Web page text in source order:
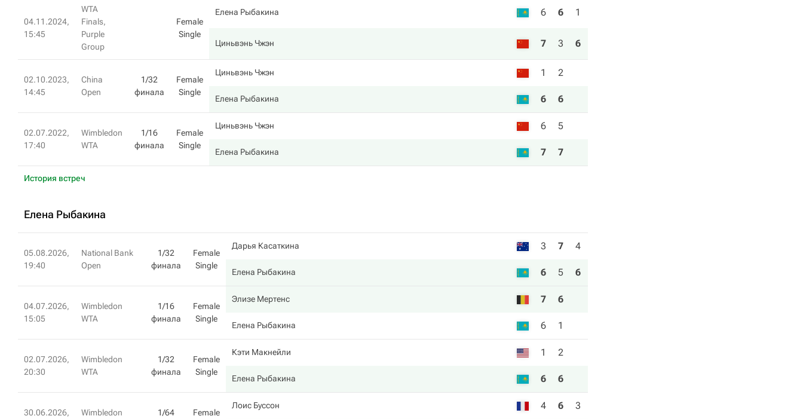
04.11.2024,
15:45
WTA
Finals,
Purple
Group
Female
Single
Елена Рыбакина 6 6 1
Циньвэнь Чжэн 7 3 6
02.10.2023,
14:45
China
Open
1/32
финала
Female
Single
Циньвэнь Чжэн 1 2
Елена Рыбакина 6 6
02.07.2022,
17:40
Wimbledon
WTA
1/16
финала
Female
Single
Циньвэнь Чжэн 6 5
Елена Рыбакина 7 7
История встреч
Елена Рыбакина
05.08.2026,
19:40
National Bank
Open
1/32
финала
Female
Single
Дарья Касаткина 3 7 4
Елена Рыбакина 6 5 6
04.07.2026,
15:05
Wimbledon
WTA
1/16
финала
Female
Single
Элизе Мертенс 7 6
Елена Рыбакина 6 1
02.07.2026,
20:30
Wimbledon
WTA
1/32
финала
Female
Single
Кэти Макнейли 1 2
Елена Рыбакина 6 6
30.06.2026,
Wimbledon
1/64
Female
Лоис Буссон 4 6 3